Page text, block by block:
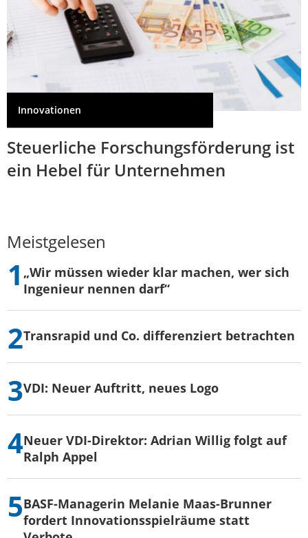
Innovationen
Steuerliche Forschungsförderung ist
ein Hebel für Unternehmen
Meistgelesen
„Wir müssen wieder klar machen, wer sich
Ingenieur nennen darf“
Transrapid und Co. differenziert betrachten
VDI: Neuer Auftritt, neues Logo
Neuer VDI-Direktor: Adrian Willig folgt auf
Ralph Appel
BASF-Managerin Melanie Maas-Brunner
fordert Innovationsspielräume statt